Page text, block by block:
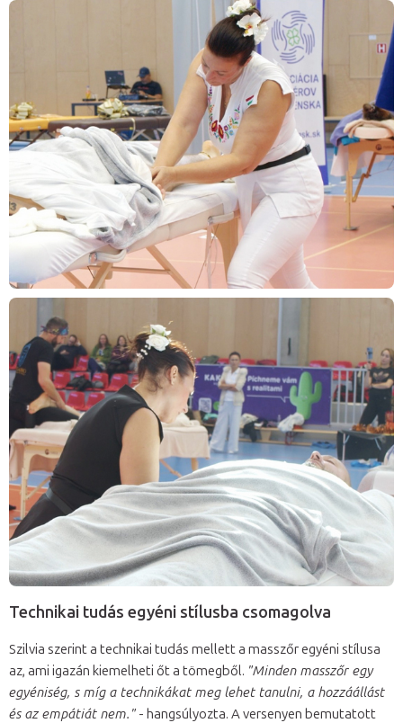
Technikai tudás egyéni stílusba csomagolva
Szilvia szerint a technikai tudás mellett a masszőr egyéni stílusa
az, ami igazán kiemelheti őt a tömegből. "Minden masszőr egy
egyéniség, s míg a technikákat meg lehet tanulni, a hozzáállást
és az empátiát nem." - hangsúlyozta. A versenyen bemutatott